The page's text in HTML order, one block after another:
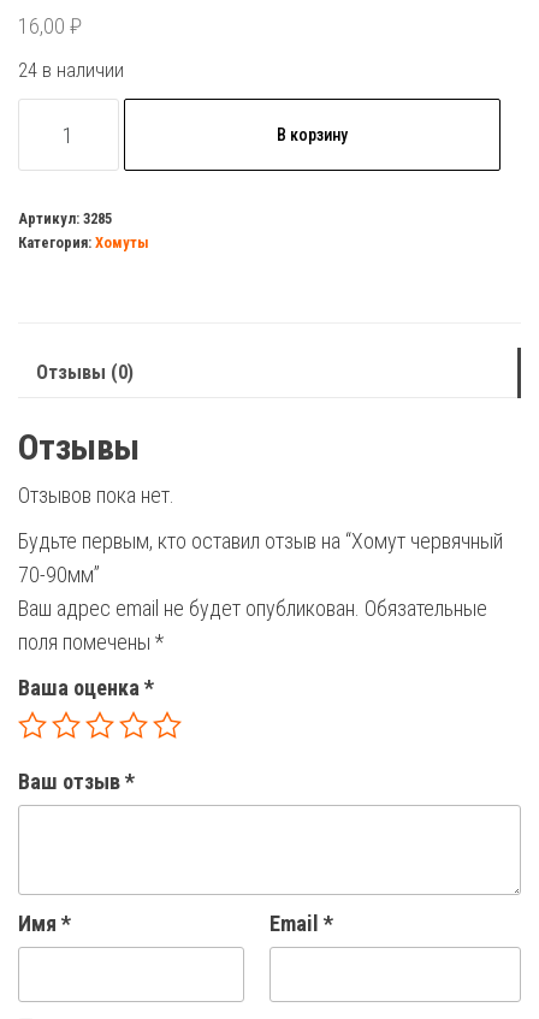
16,00 ₽
24 в наличии
товара
червячный
70-
В корзину
Артикул: 3285
Категория: Хомуты
Отзывы (0)
Отзывы
Отзывов пока нет.
Будьте первым, кто оставил отзыв на “Хомут червячный
70-90мм”
Ваш адрес email не будет опубликован. Обязательные
поля помечены *
Ваша оценка *
Ваш отзыв*
Имя * Email *